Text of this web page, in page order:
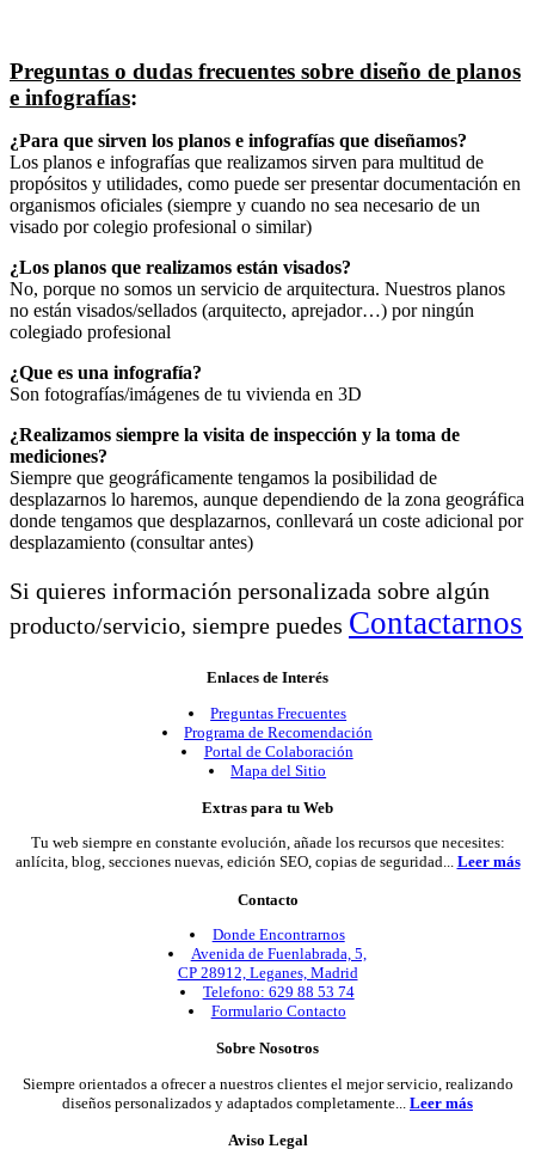
Preguntas o dudas frecuentes sobre diseño de planos
e infografías:
¿Para que sirven los planos e infografías que diseñamos?
Los planos e infografías que realizamos sirven para multitud de
propósitos y utilidades, como puede ser presentar documentación en
organismos oficiales (siempre y cuando no sea necesario de un
visado por colegio profesional o similar)
¿Los planos que realizamos están visados?
No, porque no somos un servicio de arquitectura. Nuestros planos
no están visados/sellados (arquitecto, aprejador…) por ningún
colegiado profesional
¿Que es una infografía?
Son fotografías/imágenes de tu vivienda en 3D
¿Realizamos siempre la visita de inspección y la toma de
mediciones?
Siempre que geográficamente tengamos la posibilidad de
desplazarnos lo haremos, aunque dependiendo de la zona geográfica
donde tengamos que desplazarnos, conllevará un coste adicional por
desplazamiento (consultar antes)
Si quieres información personalizada sobre algún
producto/servicio, siempre puedes Contactarnos
Enlaces de Interés
Preguntas Frecuentes
Programa de Recomendación
Portal de Colaboración
Mapa del Sitio
Extras para tu Web
Tu web siempre en constante evolución, añade los recursos que necesites:
anlícita, blog, secciones nuevas, edición SEO, copias de seguridad... Leer más
Contacto
Donde Encontrarnos
Avenida de Fuenlabrada, 5,
CP 28912, Leganes, Madrid
Telefono: 629 88 53 74
Formulario Contacto
Sobre Nosotros
Siempre orientados a ofrecer a nuestros clientes el mejor servicio, realizando
diseños personalizados y adaptados completamente... Leer más
Aviso Legal